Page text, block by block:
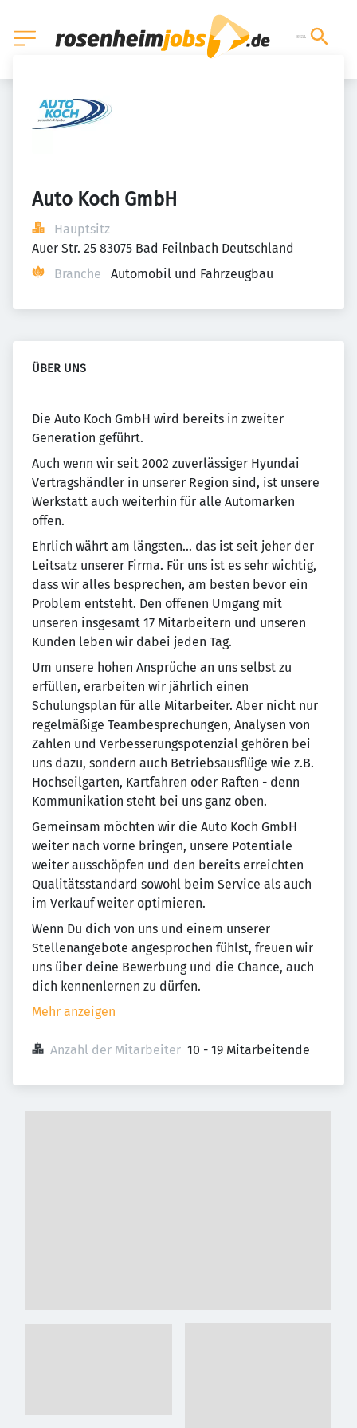
Auto Koch GmbH
Hauptsitz
Auer Str. 25 83075 Bad Feilnbach Deutschland
Branche
Automobil und Fahrzeugbau
ÜBER UNS
Die Auto Koch GmbH wird bereits in zweiter
Generation geführt.
Auch wenn wir seit 2002 zuverlässiger Hyundai
Vertragshändler in unserer Region sind, ist unsere
Werkstatt auch weiterhin für alle Automarken
offen.
Ehrlich währt am längsten... das ist seit jeher der
Leitsatz unserer Firma. Für uns ist es sehr wichtig,
dass wir alles besprechen, am besten bevor ein
Problem entsteht. Den offenen Umgang mit
unseren insgesamt 17 Mitarbeitern und unseren
Kunden leben wir dabei jeden Tag.
Um unsere hohen Ansprüche an uns selbst zu
erfüllen, erarbeiten wir jährlich einen
Schulungsplan für alle Mitarbeiter. Aber nicht nur
regelmäßige Teambesprechungen, Analysen von
Zahlen und Verbesserungspotenzial gehören bei
uns dazu, sondern auch Betriebsausflüge wie z.B.
Hochseilgarten, Kartfahren oder Raften - denn
Kommunikation steht bei uns ganz oben.
Gemeinsam möchten wir die Auto Koch GmbH
weiter nach vorne bringen, unsere Potentiale
weiter ausschöpfen und den bereits erreichten
Qualitätsstandard sowohl beim Service als auch
im Verkauf weiter optimieren.
Wenn Du dich von uns und einem unserer
Stellenangebote angesprochen fühlst, freuen wir
uns über deine Bewerbung und die Chance, auch
dich kennenlernen zu dürfen.
Mehr anzeigen
Anzahl der Mitarbeiter 10 - 19 Mitarbeitende